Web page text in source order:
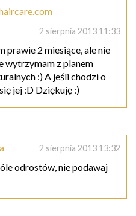
2 sierpnia 2013 11:33
prawie 2 miesiące, ale nie
wytrzymam z planem
:) A jeśli chodzi o
jej :D Dziękuję :)
2 sierpnia 2013 13:32
odrostów, nie podawaj